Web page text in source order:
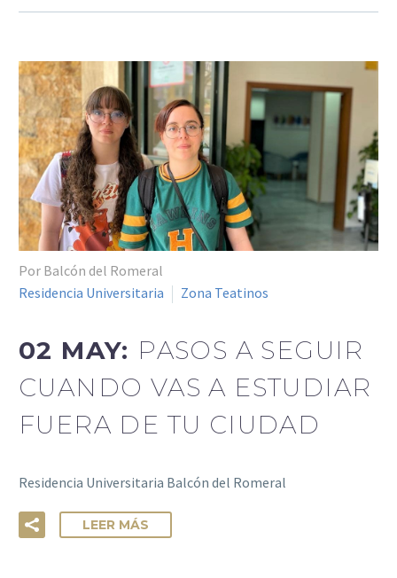
Por Balcón del Romeral
Residencia Universitaria
Zona Teatinos
02 MAY: PASOS A SEGUIR
CUANDO VAS A ESTUDIAR
FUERA DE TU CIUDAD
Residencia Universitaria Balcón del Romeral
LEER MÁS